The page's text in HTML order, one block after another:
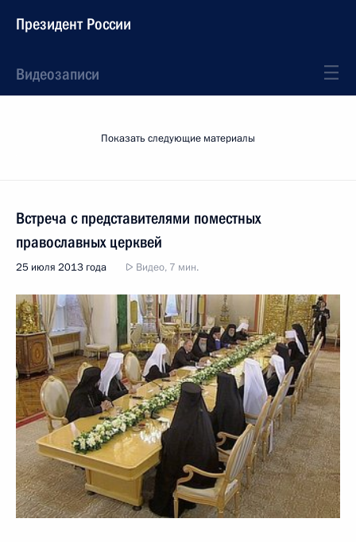
Президент России
Видеозаписи
Показать следующие материалы
Встреча с представителями поместных
православных церквей
25 июля 2013 года Видео, 7 мин.